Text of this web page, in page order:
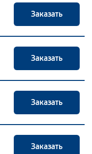
Заказать
Заказать
Заказать
Заказать